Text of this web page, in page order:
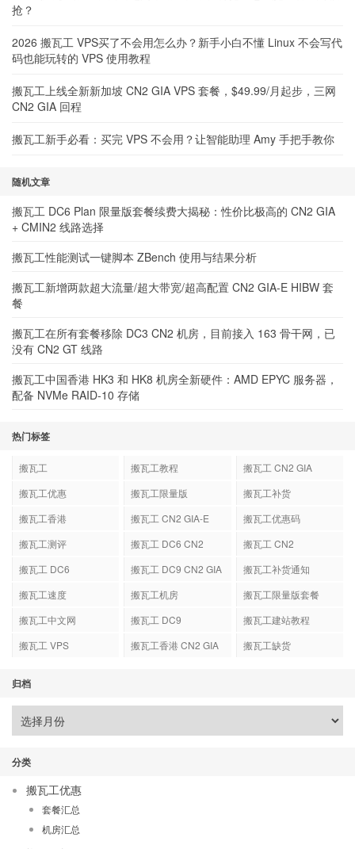
抢？
2026 搬瓦工 VPS买了不会用怎么办？新手小白不懂 Linux 不会写代
码也能玩转的 VPS 使用教程
搬瓦工上线全新新加坡 CN2 GIA VPS 套餐，$49.99/月起步，三网
CN2 GIA 回程
搬瓦工新手必看：买完 VPS 不会用？让智能助理 Amy 手把手教你
随机文章
搬瓦工 DC6 Plan 限量版套餐续费大揭秘：性价比极高的 CN2 GIA
+ CMIN2 线路选择
搬瓦工性能测试一键脚本 ZBench 使用与结果分析
搬瓦工新增两款超大流量/超大带宽/超高配置 CN2 GIA-E HIBW 套
餐
搬瓦工在所有套餐移除 DC3 CN2 机房，目前接入 163 骨干网，已
没有 CN2 GT 线路
搬瓦工中国香港 HK3 和 HK8 机房全新硬件：AMD EPYC 服务器，
配备 NVMe RAID-10 存储
热门标签
搬瓦工 搬瓦工教程
搬瓦工 CN2 GIA
搬瓦工优惠
搬瓦工限量版
搬瓦工补货
搬瓦工香港
搬瓦工 CN2 GIA-E
搬瓦工优惠码
搬瓦工测评
搬瓦工 DC6 CN2
搬瓦工 CN2
搬瓦工 DC6
搬瓦工 DC9 CN2 GIA
搬瓦工补货通知
搬瓦工速度
搬瓦工机房
搬瓦工限量版套餐
搬瓦工中文网
搬瓦工 DC9
搬瓦工建站教程
搬瓦工 VPS
搬瓦工香港 CN2 GIA 搬瓦工缺货
归档
分类
搬瓦工优惠
套餐汇总
机房汇总